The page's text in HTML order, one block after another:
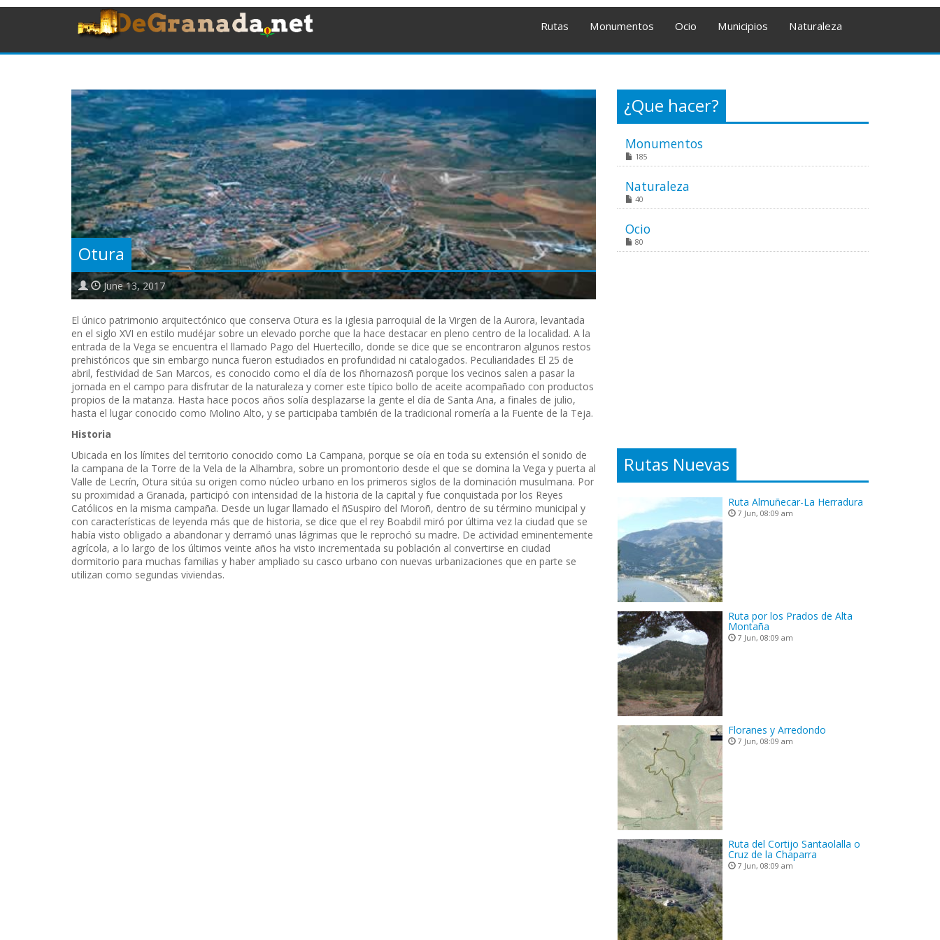
Rutas Monumentos Ocio Municipios Naturaleza
Otura
June 13, 2017
El único patrimonio arquitectónico que conserva Otura es la iglesia parroquial de la Virgen de la Aurora, levantada
en el siglo XVI en estilo mudéjar sobre un elevado porche que la hace destacar en pleno centro de la localidad. A la
entrada de la Vega se encuentra el llamado Pago del Huertecillo, donde se dice que se encontraron algunos restos
prehistóricos que sin embargo nunca fueron estudiados en profundidad ni catalogados. Peculiaridades El 25 de
abril, festividad de San Marcos, es conocido como el día de los ñhornazosñ porque los vecinos salen a pasar la
jornada en el campo para disfrutar de la naturaleza y comer este típico bollo de aceite acompañado con productos
propios de la matanza. Hasta hace pocos años solía desplazarse la gente el día de Santa Ana, a finales de julio,
hasta el lugar conocido como Molino Alto, y se participaba también de la tradicional romería a la Fuente de la Teja.
Historia
Ubicada en los límites del territorio conocido como La Campana, porque se oía en toda su extensión el sonido de
la campana de la Torre de la Vela de la Alhambra, sobre un promontorio desde el que se domina la Vega y puerta al
Valle de Lecrín, Otura sitúa su origen como núcleo urbano en los primeros siglos de la dominación musulmana. Por
su proximidad a Granada, participó con intensidad de la historia de la capital y fue conquistada por los Reyes
Católicos en la misma campaña. Desde un lugar llamado el ñSuspiro del Moroñ, dentro de su término municipal y
con características de leyenda más que de historia, se dice que el rey Boabdil miró por última vez la ciudad que se
había visto obligado a abandonar y derramó unas lágrimas que le reprochó su madre. De actividad eminentemente
agrícola, a lo largo de los últimos veinte años ha visto incrementada su población al convertirse en ciudad
dormitorio para muchas familias y haber ampliado su casco urbano con nuevas urbanizaciones que en parte se
utilizan como segundas viviendas.
¿Que hacer?
Monumentos
185
Naturaleza
40
Ocio
80
Rutas Nuevas
Ruta Almuñecar-La Herradura
7 Jun, 08:09 am
Ruta por los Prados de Alta
Montaña
7 Jun, 08:09 am
Floranes y Arredondo
7 Jun, 08:09 am
Ruta del Cortijo Santaolalla o
Cruz de la Chaparra
7 Jun, 08:09 am